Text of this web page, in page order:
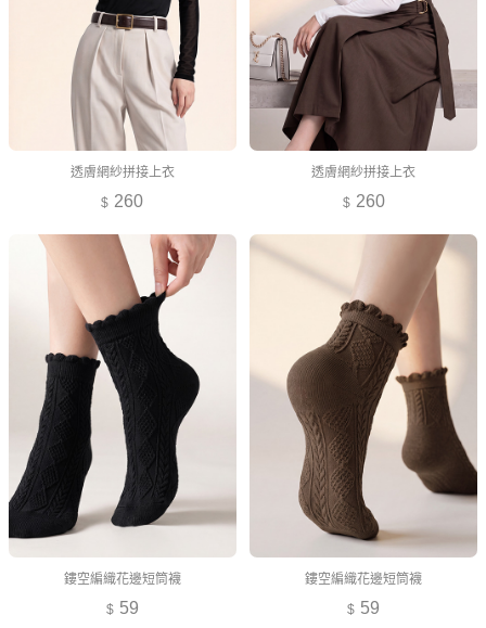
透膚網紗拼接上衣
260
透膚網紗拼接上衣
260
鏤空編織花邊短筒襪
59
鏤空編織花邊短筒襪
59